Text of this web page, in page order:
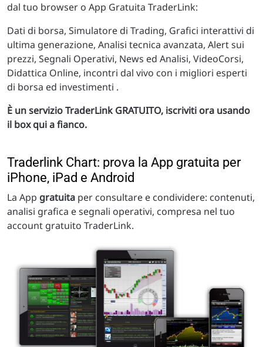
dal tuo browser o App Gratuita TraderLink:
Dati di borsa, Simulatore di Trading, Grafici interattivi di
ultima generazione, Analisi tecnica avanzata, Alert sui
prezzi, Segnali Operativi, News ed Analisi, VideoCorsi,
Didattica Online, incontri dal vivo con i migliori esperti
di borsa ed investimenti .
È un servizio TraderLink GRATUITO, iscriviti ora usando
il box qui a fianco.
Traderlink Chart: prova la App gratuita per
iPhone, iPad e Android
La App gratuita per consultare e condividere: contenuti,
analisi grafica e segnali operativi, compresa nel tuo
account gratuito TraderLink.